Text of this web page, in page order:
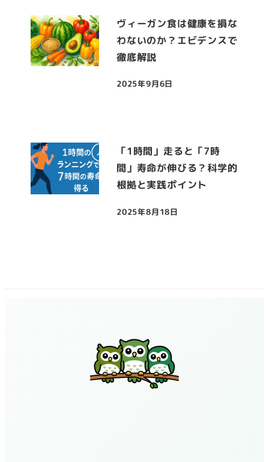
ヴィーガン食は健康を損な
わないのか？エビデンスで
徹底解説
投稿日
2025年9月6日
「1時間」走ると「7時
間」寿命が伸びる？科学的
根拠と実践ポイント
投稿日
2025年8月18日